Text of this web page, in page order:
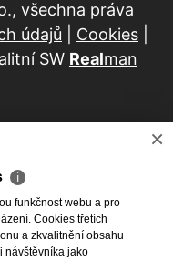
všechna práva
údajů Cookies
SW Realman
×
ℹ
funkčnost webu a pro
Cookies třetích
a zkvalitnění obsahu
návštěvníka jako